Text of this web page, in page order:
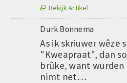
 Bekijk Artikel
Durk Bonnema
As ik skriuwer wêze
"Kweapraat", dan
brûke, want
nimt net…